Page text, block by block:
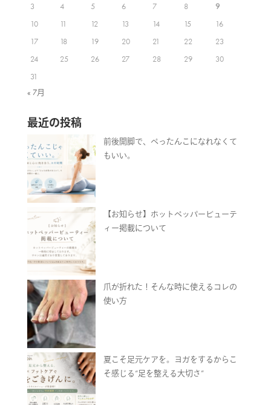
3
4 5 6 7 8
9
10
11 12 13 14 15
16
17
18 19 20 21 22
23
24
25 26 27 28 29
30
31
« 7月
最近の投稿
前後開脚で、ぺったんこになれなくて
もいい。
【お知らせ】ホットペッパービューテ
ィー掲載について
爪が折れた！そんな時に使えるコレの
使い方
夏こそ足元ケアを。ヨガをするからこ
そ感じる“足を整える大切さ”